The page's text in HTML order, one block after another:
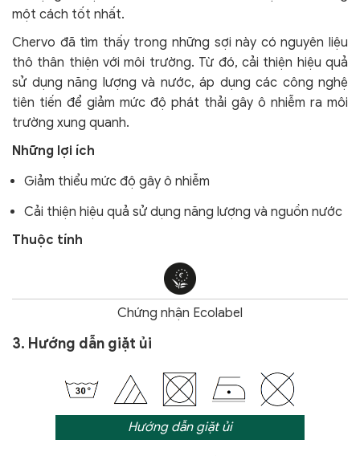
một cách tốt nhất.
Chervo đã tìm thấy trong những sợi này có nguyên liệu
thô thân thiện với môi trường. Từ đó, cải thiện hiệu quả
sử dụng năng lượng và nước, áp dụng các công nghệ
tiên tiến để giảm mức độ phát thải gây ô nhiễm ra môi
trường xung quanh.
Những lợi ích
Giảm thiểu mức độ gây ô nhiễm
Cải thiện hiệu quả sử dụng năng lượng và nguồn nước
Thuộc tính
Chứng nhận Ecolabel
3. Hướng dẫn giặt ủi
Hướng dẫn giặt ủi